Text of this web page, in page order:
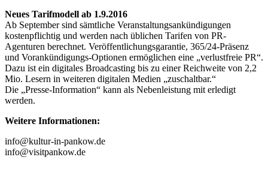
Neues Tarifmodell ab 1.9.2016
Ab September sind sämtliche Veranstaltungsankündigungen
kostenpflichtig und werden nach üblichen Tarifen von PR-
Agenturen berechnet. Veröffentlichungsgarantie, 365/24-Präsenz
und Vorankündigungs-Optionen ermöglichen eine „verlustfreie PR“.
Dazu ist ein digitales Broadcasting bis zu einer Reichweite von 2,2
Mio. Lesern in weiteren digitalen Medien „zuschaltbar.“
Die „Presse-Information“ kann als Nebenleistung mit erledigt
werden.
Weitere Informationen:
info@kultur-in-pankow.de
info@visitpankow.de